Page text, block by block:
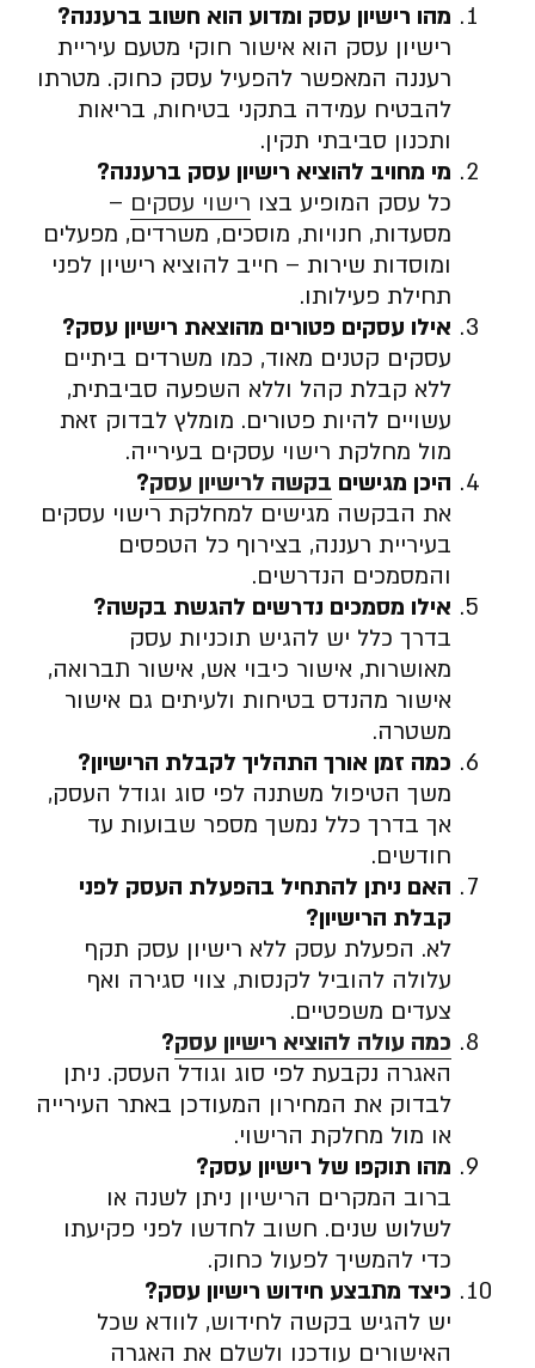
מהו רישיון עסק ומדוע הוא חשוב ברעננה?
רישיון עסק הוא אישור חוקי מטעם עיריית
רעננה המאפשר להפעיל עסק כחוק. מטרתו
להבטיח עמידה בתקני בטיחות, בריאות
ותכנון סביבתי תקין.
מי מחויב להוציא רישיון עסק ברעננה?
כל עסק המופיע בצו רישוי עסקים –
מסעדות, חנויות, מוסכים, משרדים, מפעלים
ומוסדות שירות – חייב להוציא רישיון לפני
תחילת פעילותו.
אילו עסקים פטורים מהוצאת רישיון עסק?
עסקים קטנים מאוד, כמו משרדים ביתיים
ללא קבלת קהל וללא השפעה סביבתית,
עשויים להיות פטורים. מומלץ לבדוק זאת
מול מחלקת רישוי עסקים בעירייה.
היכן מגישים בקשה לרישיון עסק?
את הבקשה מגישים למחלקת רישוי עסקים
בעיריית רעננה, בצירוף כל הטפסים
והמסמכים הנדרשים.
אילו מסמכים נדרשים להגשת בקשה?
בדרך כלל יש להגיש תוכניות עסק
מאושרות, אישור כיבוי אש, אישור תברואה,
אישור מהנדס בטיחות ולעיתים גם אישור
משטרה.
כמה זמן אורך התהליך לקבלת הרישיון?
משך הטיפול משתנה לפי סוג וגודל העסק,
אך בדרך כלל נמשך מספר שבועות עד
חודשים.
האם ניתן להתחיל בהפעלת העסק לפני
קבלת הרישיון?
לא. הפעלת עסק ללא רישיון עסק תקף
עלולה להוביל לקנסות, צווי סגירה ואף
צעדים משפטיים.
כמה עולה להוציא רישיון עסק?
האגרה נקבעת לפי סוג וגודל העסק. ניתן
לבדוק את המחירון המעודכן באתר העירייה
או מול מחלקת הרישוי.
מהו תוקפו של רישיון עסק?
ברוב המקרים הרישיון ניתן לשנה או
לשלוש שנים. חשוב לחדשו לפני פקיעתו
כדי להמשיך לפעול כחוק.
כיצד מתבצע חידוש רישיון עסק?
יש להגיש בקשה לחידוש, לוודא שכל
האישורים עודכנו ולשלם את האגרה